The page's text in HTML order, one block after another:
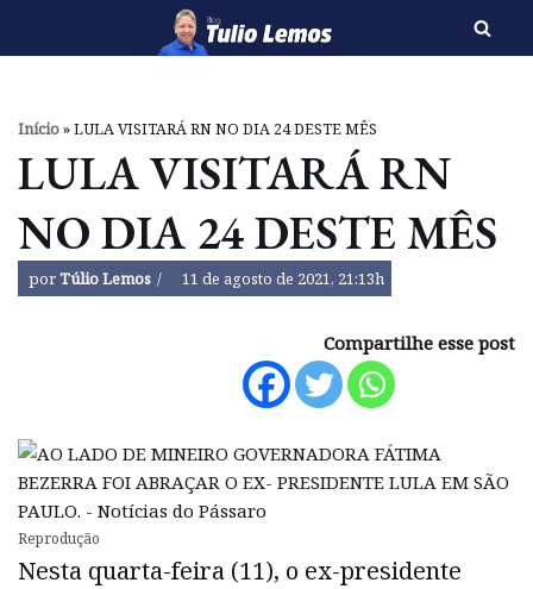
o
Início»LULA VISITARÁ RN NO DIA 24 DESTE MÊS
LULA VISITARÁ RN
NO DIA 24 DESTE MÊS
porTúlio Lemos 11 de agosto de 2021, 21:13h
Compartilhe esse post
Reprodução
Nesta quarta-feira (11), o ex-presidente